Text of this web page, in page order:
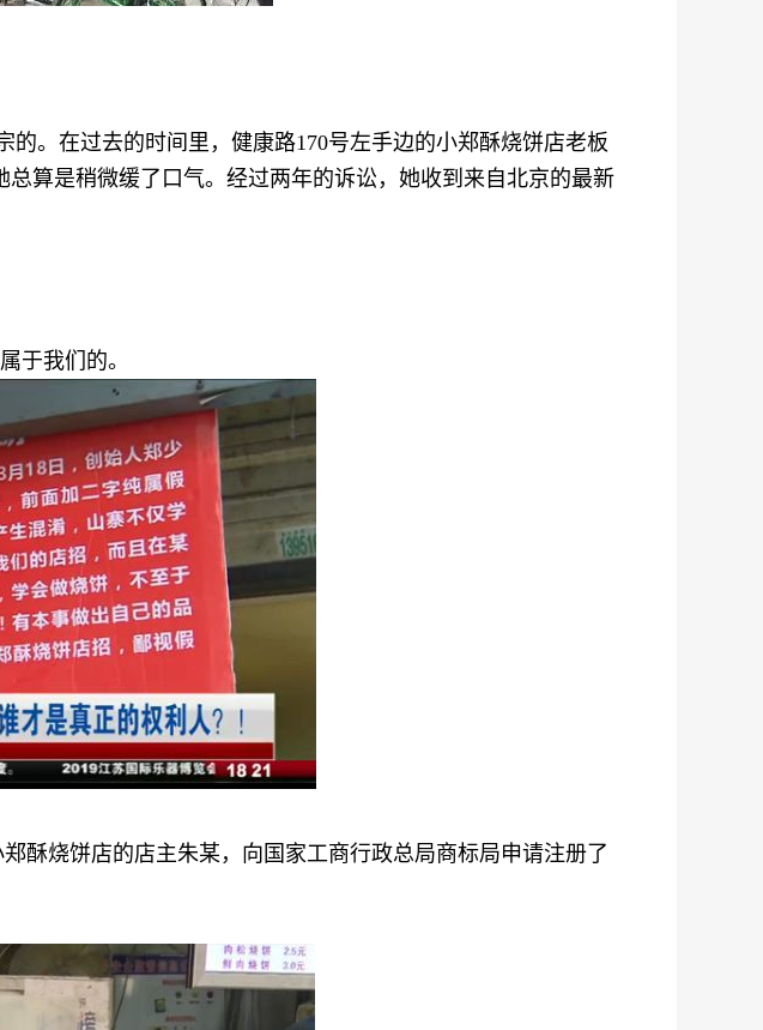
在过去的时间里，健康路170号左手边的小郑酥烧饼店老板
算是稍微缓了口气。经过两年的诉讼，她收到来自北京的最新
我们的。
烧饼店的店主朱某，向国家工商行政总局商标局申请注册了